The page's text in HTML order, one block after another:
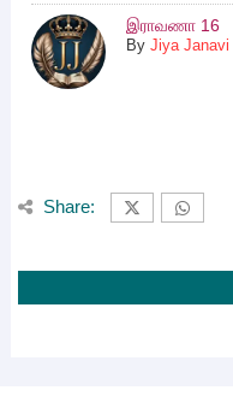
இராவணா 16
By Jiya Janavi
Share: